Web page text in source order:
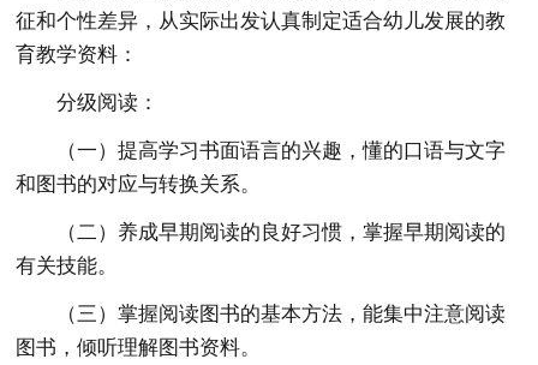
征和个性差异，从实际出发认真制定适合幼儿发展的教
育教学资料：
分级阅读：
（一）提高学习书面语言的兴趣，懂的口语与文字
和图书的对应与转换关系。
（二）养成早期阅读的良好习惯，掌握早期阅读的
有关技能。
（三）掌握阅读图书的基本方法，能集中注意阅读
图书，倾听理解图书资料。